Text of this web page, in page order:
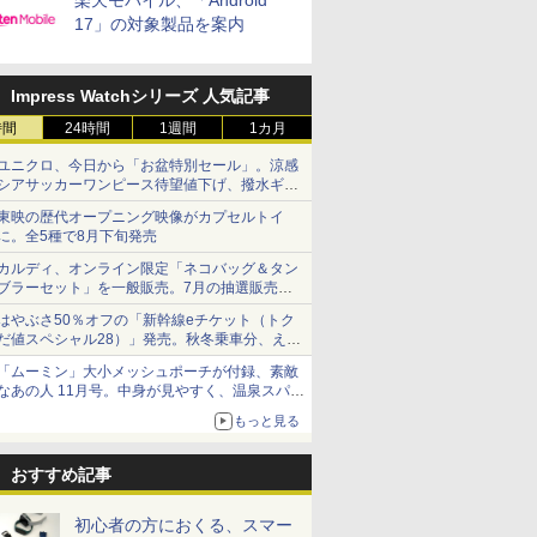
17」の対象製品を案内
Impress Watchシリーズ 人気記事
24時間 1週間 1カ月
ニクロ、今日から「お盆特別セール」。涼感
アサッカーワンピース待望値下げ、撥水ギア
ョーツは1990円に
映の歴代オープニング映像がカプセルトイ
。全5種で8月下旬発売
ルディ、オンライン限定「ネコバッグ＆タン
ラーセット」を一般販売。7月の抽選販売の
選無効分
やぶさ50％オフの「新幹線eチケット（トク
値スペシャル28）」発売。秋冬乗車分、えき
っと限定
ムーミン」大小メッシュポーチが付録、素敵
あの人 11月号。中身が見やすく、温泉スパに
もっと見る
おすすめ記事
初心者の方におくる、スマー